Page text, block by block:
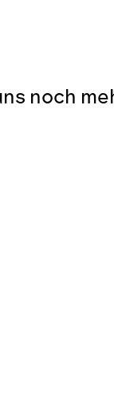
noch